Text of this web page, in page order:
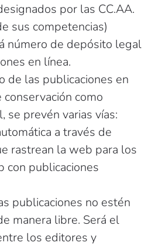
por las CC.AA.
sus competencias)
número de depósito legal
en línea.
de las publicaciones en
como
se prevén varias vías:
a través de
rastrean la web para los
con publicaciones
publicaciones no estén
manera libre. Será el
los editores y